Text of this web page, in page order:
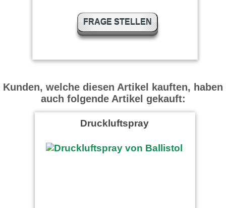
Das Produkt macht seinem
Namen alle Ehre,
aufgesprüht und etwa 5 min
Produkt wirkt hervorragend.
Meine Felgen waren
hochgradig verschmutzt und
innerhalb von …weiter
lesen
FRAGE STELLEN
Kunden, welche diesen Artikel kauften, haben
auch folgende Artikel gekauft:
Druckluftspray